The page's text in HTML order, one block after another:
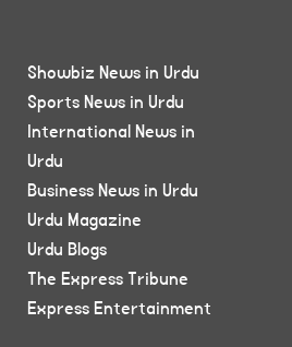
Showbiz News in Urdu
Sports News in Urdu
International News in
Urdu
Business News in Urdu
Urdu Magazine
Urdu Blogs
The Express Tribune
Express Entertainment